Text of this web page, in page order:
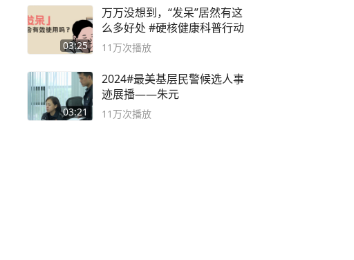
03:25
万万没想到，“发呆”居然有这
么多好处 #硬核健康科普行动
11万次播放
03:21
2024#最美基层民警候选人事
迹展播——朱元
11万次播放